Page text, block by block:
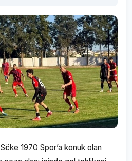
1970 Spor’a konuk olan